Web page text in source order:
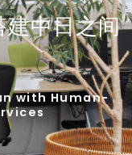
中日之间
with Human-